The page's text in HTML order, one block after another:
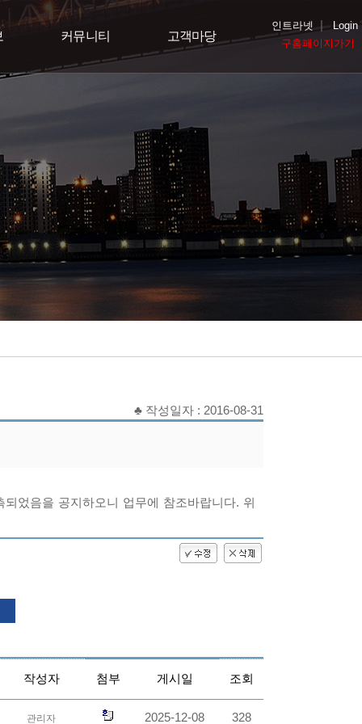
커뮤니티 고객마당
인트라넷 | Login
구홈페이지가기
♣ 작성일자 : 2016-08-31
었음을 공지하오니 업무에 참조바랍니다. 위
작성자 첨부 게시일 조회
관리자 2025-12-08 328